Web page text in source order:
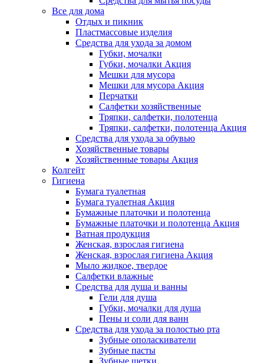
Все для дома
Отдых и пикник
Пластмассовые изделия
Средства для ухода за домом
Губки, мочалки
Губки, мочалки Акция
Мешки для мусора
Мешки для мусора Акция
Перчатки
Салфетки хозяйственные
Тряпки, салфетки, полотенца
Тряпки, салфетки, полотенца Акция
Средства для ухода за обувью
Хозяйственные товары
Хозяйственные товары Акция
Колгейт
Гигиена
Бумага туалетная
Бумага туалетная Акция
Бумажные платочки и полотенца
Бумажные платочки и полотенца Акция
Ватная продукция
Женская, взрослая гигиена
Женская, взрослая гигиена Акция
Мыло жидкое, твердое
Салфетки влажные
Средства для душа и ванны
Гели для душа
Губки, мочалки для душа
Пены и соли для ванн
Средства для ухода за полостью рта
Зубные ополаскиватели
Зубные пасты
Зубные щетки